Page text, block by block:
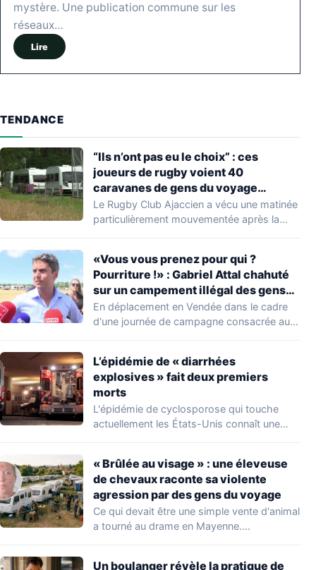
mystère. Une publication commune sur les
réseaux…
Lire
TENDANCE
“Ils n’ont pas eu le choix” : ces
joueurs de rugby voient 40
caravanes de gens du voyage
s’installer dans leur stade, ils les
délogent en moins d’1 heure
Le Rugby Club Ajaccien a vécu une matinée
particulièrement mouvementée après la
«Vous vous prenez pour qui ?
Pourriture !» : Gabriel Attal chahuté
sur un campement illégal des gens
du voyage
En déplacement en Vendée dans le cadre
d'une journée de campagne consacrée aux
L’épidémie de « diarrhées
explosives » fait deux premiers
morts
L'épidémie de cyclosporose qui touche
actuellement les États-Unis connaît une
« Brûlée au visage » : une éleveuse
de chevaux raconte sa violente
agression par des gens du voyage
Ce qui devait être une simple vente d'animal
a tourné au drame en Mayenne.…
Un boulanger révèle la pratique de